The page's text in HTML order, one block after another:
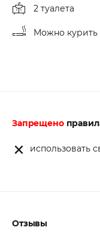
2 туалета
Можно
Запрещено
использовать
Отзывы